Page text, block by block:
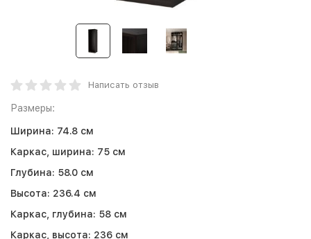
Написать отзыв
Размеры:
Ширина: 74.8 см
Каркас, ширина: 75 см
Глубина: 58.0 см
Высота: 236.4 см
Каркас, глубина: 58 см
Каркас, высота: 236 см